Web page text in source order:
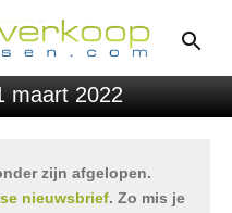
maart 2022
zijn afgelopen.
nieuwsbrief. Zo mis je